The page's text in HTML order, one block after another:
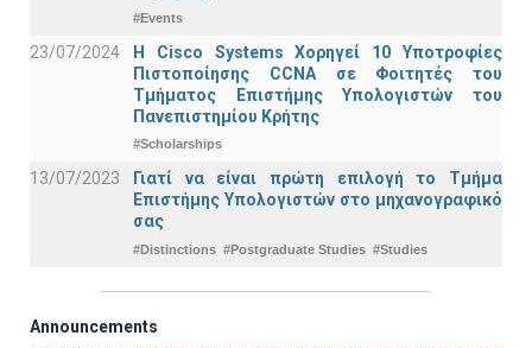
#Events
23/07/2024
Η Cisco Systems Χορηγεί 10 Υποτροφίες
Πιστοποίησης CCNA σε Φοιτητές του
Τμήματος Επιστήμης Υπολογιστών του
Πανεπιστημίου Κρήτης
#Scholarships
13/07/2023
Γιατί να είναι πρώτη επιλογή το Τμήμα
Επιστήμης Υπολογιστών στο μηχανογραφικό
σας
#Distinctions #Postgraduate Studies #Studies
Announcements